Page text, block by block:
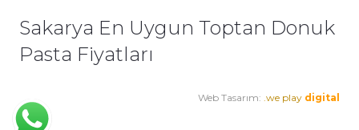
Sakarya En Uygun Toptan Donuk
Pasta Fiyatları
Web Tasarım: .we play digital
Premium Cafe